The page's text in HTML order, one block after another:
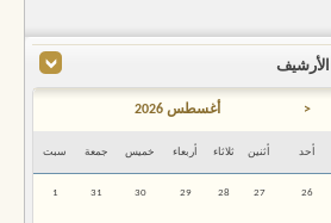
الأرشيف
< أغسطس 2026
أحد أثنين ثلاثاء أربعاء خميس جمعة سبت
26
27
28
29
30
31
1